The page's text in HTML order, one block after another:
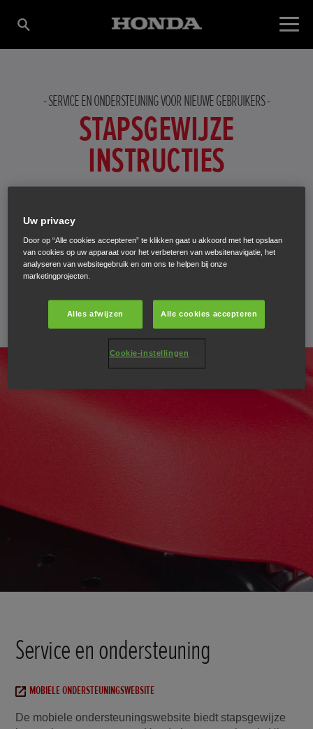
SERVICE EN ONDERSTEUNING VOOR NIEUWE GEBRUIKERS
STAPSGEWIJZE
INSTRUCTIES
nieuwe machine eenvoudig instellen. Ga gewoon naar
onze mobiele ondersteuningswebsite voor tips waarmee
u alles uit uw nieuwe Honda product haalt, van instellen
tot onderhoud en probleemoplossing.
Service en ondersteuning
MOBIELE ONDERSTEUNINGSWEBSITE
De mobiele ondersteuningswebsite biedt stapsgewijze
Uw privacy
Door op “Alle cookies accepteren” te klikken gaat u akkoord met het opslaan
van cookies op uw apparaat voor het verbeteren van websitenavigatie, het
analyseren van websitegebruik en om ons te helpen bij onze
marketingprojecten.
Alles afwijzen Alle cookies accepteren
Cookie-instellingen